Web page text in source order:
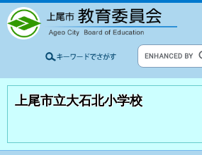
上尾市立大石北小学校